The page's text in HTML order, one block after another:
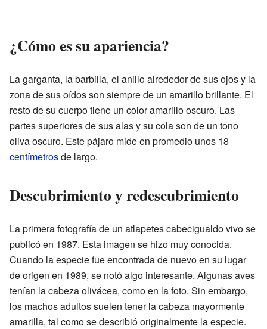
¿Cómo es su apariencia?
La garganta, la barbilla, el anillo alrededor de sus ojos y la
zona de sus oídos son siempre de un amarillo brillante. El
resto de su cuerpo tiene un color amarillo oscuro. Las
partes superiores de sus alas y su cola son de un tono
oliva oscuro. Este pájaro mide en promedio unos 18
centímetrosde largo.
Descubrimiento y redescubrimiento
La primera fotografía de un atlapetes cabecigualdo vivo se
publicó en 1987. Esta imagen se hizo muy conocida.
Cuando la especie fue encontrada de nuevo en su lugar
de origen en 1989, se notó algo interesante. Algunas aves
tenían la cabeza olivácea, como en la foto. Sin embargo,
los machos adultos suelen tener la cabeza mayormente
amarilla, tal como se describió originalmente la especie.